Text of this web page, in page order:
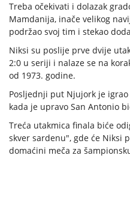
Treba očekivati i dolazak
Mamdanija, inače velikog
podržao svoj tim i stekao
Niksi su poslije prve dvije
2:0 u seriji i nalaze se na
od 1973. godine.
Posljednji put Njujork je
kada je upravo San Antonio
Treća utakmica finala biće
skver sardenu", gde će Niksi
domaćini meča za